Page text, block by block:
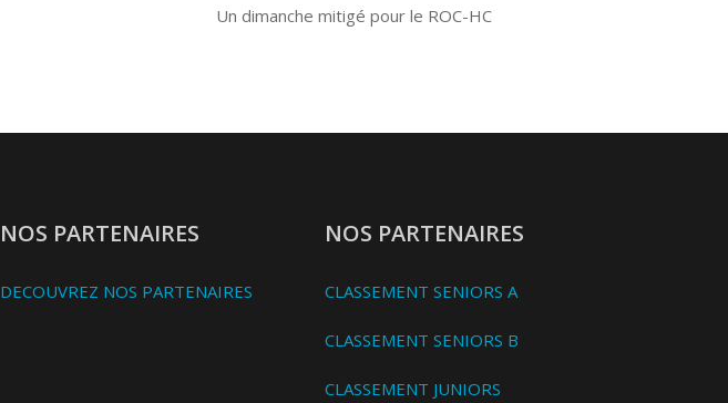
Un dimanche mitigé pour le ROC-HC
NOS PARTENAIRES
DECOUVREZ NOS PARTENAIRES
NOS PARTENAIRES
CLASSEMENT SENIORS A
CLASSEMENT SENIORS B
CLASSEMENT JUNIORS